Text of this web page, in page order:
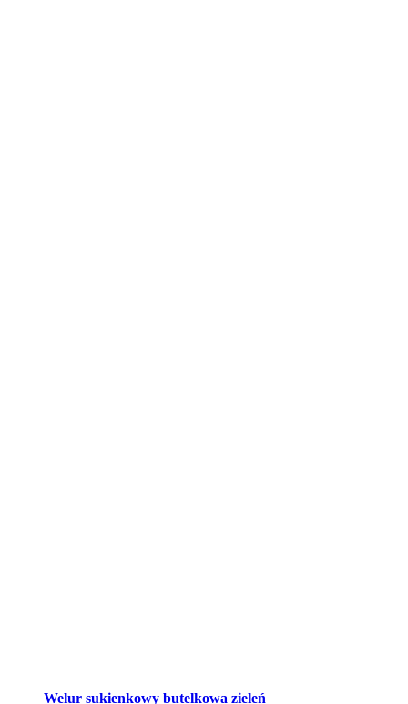
Welur sukienkowy butelkowa zieleń